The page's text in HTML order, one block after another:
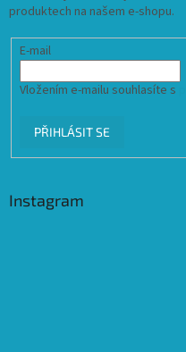
produktech na našem e-shopu.
E-mail
Vložením e-mailu souhlasíte s
PŘIHLÁSIT SE
Instagram